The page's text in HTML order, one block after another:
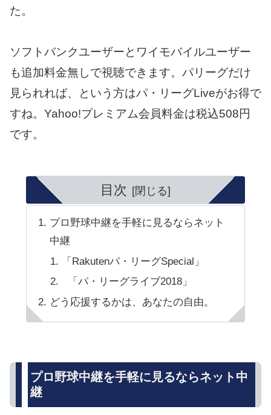
た。
ソフトバンクユーザーとワイモバイルユーザー
も追加料金無しで視聴できます。パリーグだけ
見られれば、という方はパ・リーグLiveがお得で
すね。Yahoo!プレミアム会員料金は税込508円
です。
目次
プロ野球中継を手軽に見るならネット
中継
「Rakutenパ・リーグSpecial」
「パ・リーグライブ2018」
どう応援するかは、あなたの自由。
プロ野球中継を手軽に見るならネット中
継